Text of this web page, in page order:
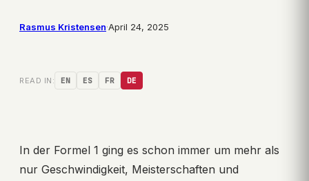
Rasmus Kristensen·April 24, 2025
READ IN: EN ES FR DE
In der Formel 1 ging es schon immer um mehr als
nur Geschwindigkeit, Meisterschaften und